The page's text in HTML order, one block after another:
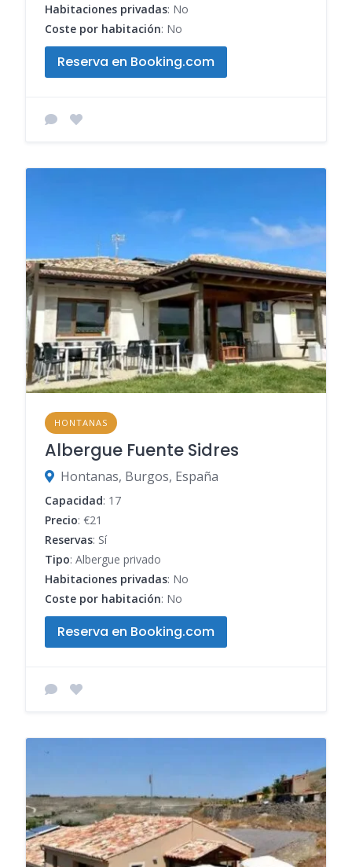
Habitaciones privadas: No
Coste por habitación: No
Reserva en Booking.com
HONTANAS
Albergue Fuente Sidres
Hontanas, Burgos, España
Capacidad: 17
Precio: €21
Reservas: Sí
Tipo: Albergue privado
Habitaciones privadas: No
Coste por habitación: No
Reserva en Booking.com